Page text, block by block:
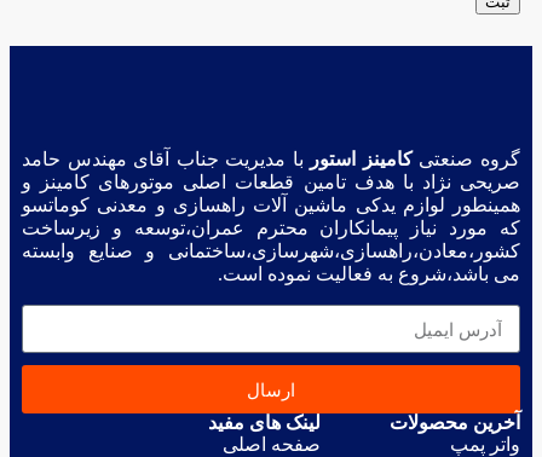
گروه صنعتیکامینز استور
با مدیریت جناب آقای مهندس حامد
صریحی نژاد با هدف تامین قطعات اصلی موتورهای کامینز و
همینطور لوازم یدکی ماشین آلات راهسازی و معدنی کوماتسو
که مورد نیاز پیمانکاران محترم عمران،توسعه و زیرساخت
کشور،معادن،راهسازی،شهرسازی،ساختمانی و صنایع وابسته
می باشد،شروع به فعالیت نموده است.
ارسال
آخرین محصولات
واتر پمپ
لینک های مفید
صفحه اصلی